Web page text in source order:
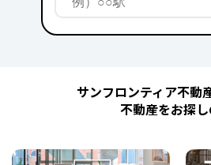
サンフロンティア不動
不動産をお探